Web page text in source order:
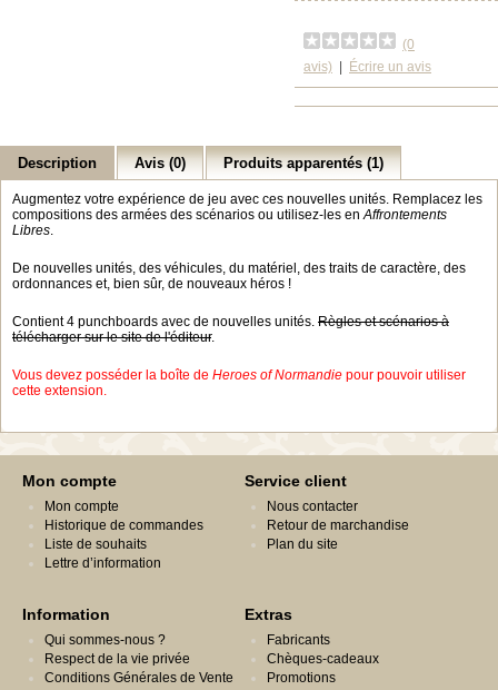
(0
avis)
Écrire un avis
Description Avis (0) Produits apparentés (1)
Augmentez votre expérience de jeu avec ces nouvelles unités. Remplacez les
compositions des armées des scénarios ou utilisez-les enAffrontements
Libres.
De nouvelles unités, des véhicules, du matériel, des traits de caractère, des
ordonnances et, bien sûr, de nouveaux héros !
Contient 4 punchboards avec de nouvelles unités. Règles et scénarios à
télécharger sur le site de l'éditeur.
Vous devez posséder la boîte de Heroes of Normandie pour pouvoir utiliser
cette extension.
Mon compte
Mon compte
Historique de commandes
Liste de souhaits
Lettre d’information
Service client
Nous contacter
Retour de marchandise
Plan du site
Information
Qui sommes-nous ?
Respect de la vie privée
Conditions Générales de Vente
Extras
Fabricants
Chèques-cadeaux
Promotions